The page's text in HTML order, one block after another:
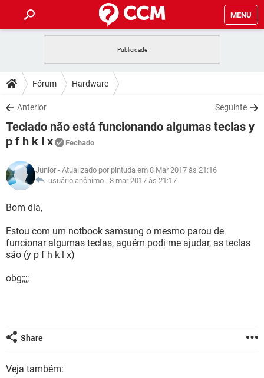
MENU
CELULAR
OUTLOOK
INSTAGRAM GMAIL
GUIA DE COMPRAS
DICAS
JOGOS
OUTLOOK
GUIA DE COMPRAS
DOWNLOADS
JOGOS WHATSAPP
CELULAR
OUTLOOK EXCEL
INSTAGRAM
GUIA DE COMPRAS
FÓRUM
CELULAR FACEBOOK
GUIA DE COMPRAS
GLOSSÁRIO
JOGOS
CELULAR
OUTLOOK EXCEL
INSTAGRAM GMAIL
Fórum Hardware
Anterior Seguinte
Teclado não está funcionando algumas teclas y
p f h k l x
Fechado
Junior - Atualizado por pintuda em 8 Mar 2017 às 21:16
usuário anônimo - 8 mar 2017 às 21:17
Bom dia,
Estou com um notbook samsung o mesmo parou de
funcionar algumas teclas, aguém podi me ajudar, as teclas
são (y p f h k l x)
obg;;;;
Share
Veja também: